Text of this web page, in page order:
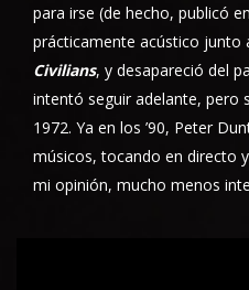
para irse (de hecho, publicó
prácticamente acústico junto
Civilians, y desapareció del
intentó seguir adelante, pero
1972. Ya en los ’90, Peter
músicos, tocando en directo
mi opinión, mucho menos